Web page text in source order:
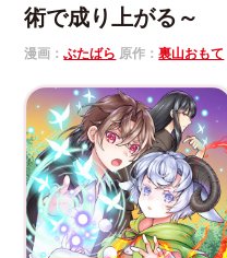
術で成り上がる～
漫画：ぶたばら 原作：裏山おもて